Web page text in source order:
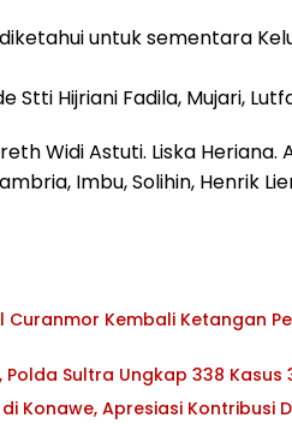
untuk sementara
Stti Hijriani Fadila, Mujari,
Widi Astuti. Liska Heriana.
Imbu, Solihin, Henrik
Curanmor Kembali Ketangan
Sultra Ungkap 338
Konawe, Apresiasi Kontribusi